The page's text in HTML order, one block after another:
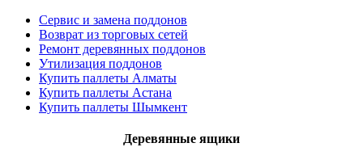
Сервис и замена поддонов
Возврат из торговых сетей
Ремонт деревянных поддонов
Утилизация поддонов
Купить паллеты Алматы
Купить паллеты Астана
Купить паллеты Шымкент
Деревянные ящики